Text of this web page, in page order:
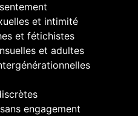
et intimité
et fétichistes
et adultes
engagement